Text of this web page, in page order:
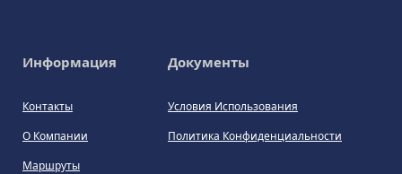
Информация
Контакты
О Компании
Маршруты
Документы
Условия Использования
Политика Конфиденциальности